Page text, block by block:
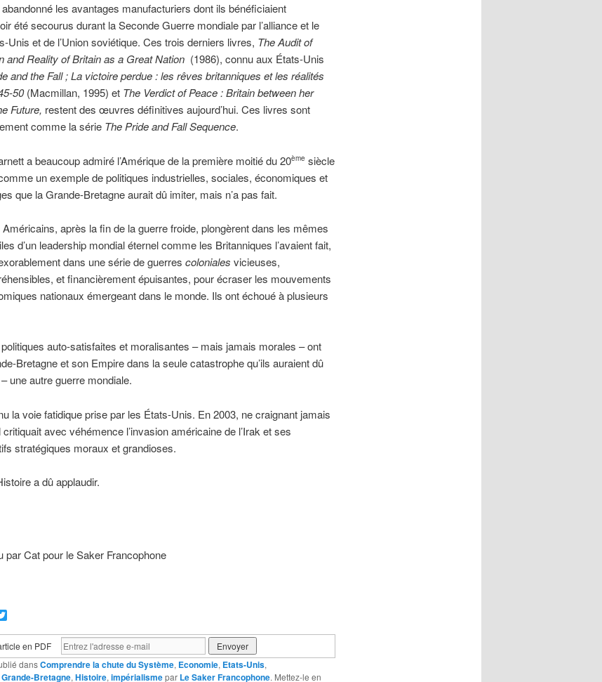
les avantages manufacturiers dont ils bénéficiaient
été secourus durant la Seconde Guerre mondiale par l’alliance et le
Unis et de l’Union soviétique. Ces trois derniers livres, The Audit of
and Reality of Britain as a Great Nation(1986), connu aux États-Unis
and the Fall ; La victoire perdue : les rêves britanniques et les réalités
50(Macmillan, 1995) et The Verdict of Peace : Britain between her
Future, restent des œuvres définitives aujourd’hui. Ces livres sont
comme la série The Pride and Fall Sequence.
a beaucoup admiré l’Amérique de la première moitié du 20ème siècle
un exemple de politiques industrielles, sociales, économiques et
que la Grande-Bretagne aurait dû imiter, mais n’a pas fait.
après la fin de la guerre froide, plongèrent dans les mêmes
d’un leadership mondial éternel comme les Britanniques l’avaient fait,
dans une série de guerres coloniales vicieuses,
et financièrement épuisantes, pour écraser les mouvements
nationaux émergeant dans le monde. Ils ont échoué à plusieurs
auto-satisfaites et moralisantes – mais jamais morales – ont
Bretagne et son Empire dans la seule catastrophe qu’ils auraient dû
une autre guerre mondiale.
la voie fatidique prise par les États-Unis. En 2003, ne craignant jamais
avec véhémence l’invasion américaine de l’Irak et ses
stratégiques moraux et grandioses.
a dû applaudir.
par Cat pour le Saker Francophone
Twitter
en PDF
dansComprendre la chute du Système, Economie, Etats-Unis,
Grande-Bretagne, Histoire, impérialismepar Le Saker Francophone. Mettez-le en